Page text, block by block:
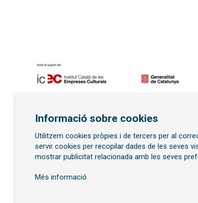
Subscriu-te al
Informació sobre cookies
Utilitzem cookies pròpies i de tercers per al
servir cookies per recopilar dades de les seves
mostrar publicitat relacionada amb les seves
Més informació